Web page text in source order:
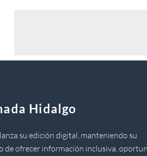
Hidalgo
su edición digital, manteniendo su
de ofrecer información inclusiva,